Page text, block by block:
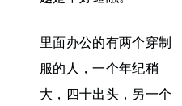
里面办公的有两个穿制
服的人，一个年纪稍
大，四十出头，另一个